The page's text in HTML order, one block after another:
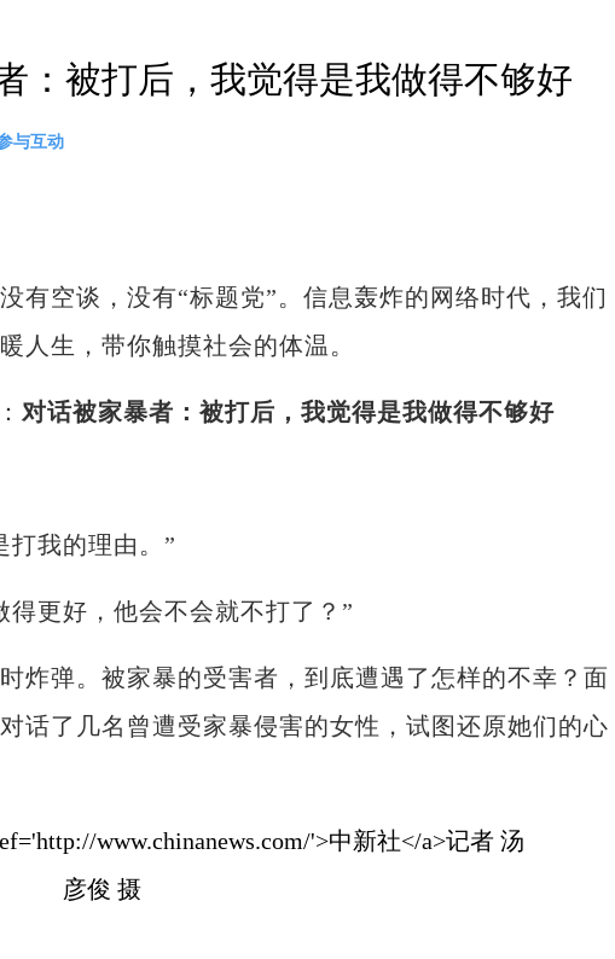
：被打后，我觉得是我做得不够好
与互动
有空谈，没有“标题党”。信息轰炸的网络时代，我们
人生，带你触摸社会的体温。
对话被家暴者：被打后，我觉得是我做得不够好
我的理由。”
更好，他会不会就不打了？”
弹。被家暴的受害者，到底遭遇了怎样的不幸？面
话了几名曾遭受家暴侵害的女性，试图还原她们的心